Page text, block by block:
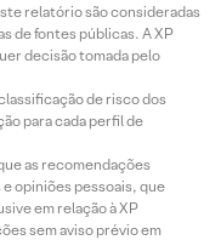
relatório são consideradas
de fontes públicas. A XP
decisão tomada pelo
de risco dos
para cada perfil de
as recomendações
opiniões pessoais, que
em relação à XP
sem aviso prévio em